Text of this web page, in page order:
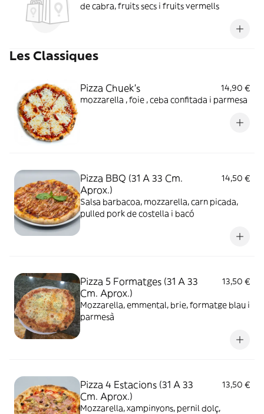
de cabra, fruits secs i fruits vermells
Les Classiques
Pizza Chuek's
14,90 €
mozzarella , foie , ceba confitada i parmesa
Pizza BBQ (31 A 33 Cm.
Aprox.)
14,50 €
Salsa barbacoa, mozzarella, carn picada,
pulled pork de costella i bacó
Pizza 5 Formatges (31 A 33
Cm. Aprox.)
13,50 €
Mozzarella, emmental, brie, formatge blau i
parmesà
Pizza 4 Estacions (31 A 33
Cm. Aprox.)
13,50 €
Mozzarella, xampinyons, pernil dolç,